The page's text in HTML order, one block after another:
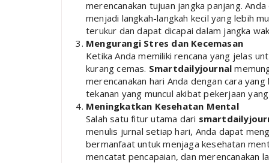
merencanakan tujuan jangka panjang.
menjadi langkah-langkah kecil yang lebih
terukur dan dapat dicapai dalam jangka
Mengurangi Stres dan Kecemasan
Ketika Anda memiliki rencana yang jelas
kurang cemas. Smartdailyjournal
merencanakan hari Anda dengan cara
tekanan yang muncul akibat pekerjaan
Meningkatkan Kesehatan Mental
Salah satu fitur utama dari
menulis jurnal setiap hari, Anda dapat
bermanfaat untuk menjaga kesehatan
mencatat pencapaian, dan merencanakan